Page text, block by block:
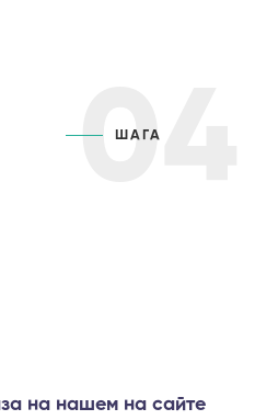
04
ШАГА
на нашем на сайте